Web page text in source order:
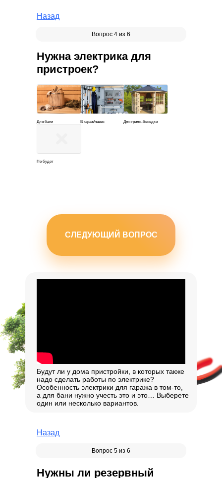
Вопрос 4 из 6
Нужна электрика для
пристроек?
Для бани В гараж/навес Для гриль-беседки
Не будет
СЛЕДУЮЩИЙ ВОПРОС
Будут ли у дома пристройки, в которых также
надо сделать работы по электрике?
Особенность электрики для гаража в том-то,
а для бани нужно учесть это и это… Выберете
один или несколько вариантов.
Назад
Вопрос 5 из 6
Нужны ли резервный
Назад